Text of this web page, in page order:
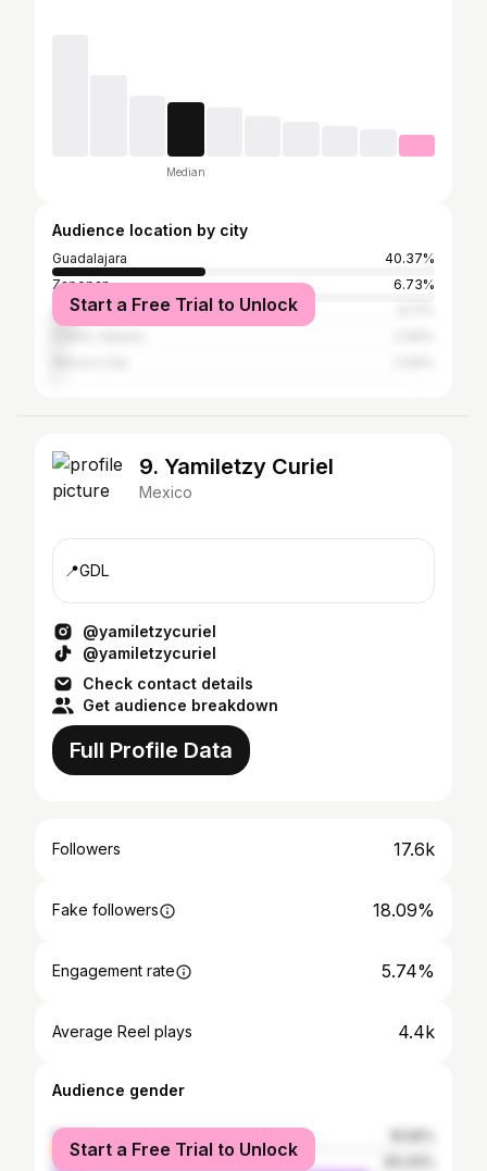
Median
Audience location by city
Guadalajara
40.37%
Zapopan
6.73%
San Pedro Tlaquepaque
Start a Free Trial to Unlock
9. Yamiletzy Curiel
Mexico
📍GDL
@yamiletzycuriel
@yamiletzycuriel
Check contact details
Get audience breakdown
Full Profile Data
Followers 17.6k
Fake followers 18.09%
Engagement rate 5.74%
Average Reel plays 4.4k
Audience gender
female
male
Start a Free Trial to Unlock